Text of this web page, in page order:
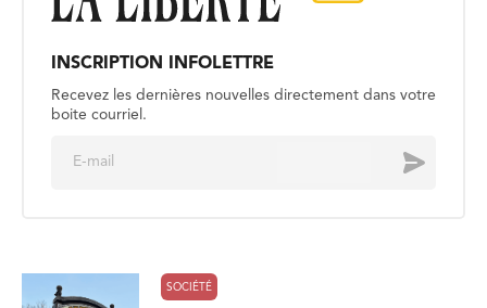
INSCRIPTION INFOLETTRE
Recevez les dernières nouvelles directement dans votre
boite courriel.
Envoyer
SOCIÉTÉ